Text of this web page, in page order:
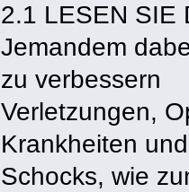
2.1 LESEN SIE
Jemandem
zu verbessern
Verletzungen,
Krankheiten
Schocks, wie